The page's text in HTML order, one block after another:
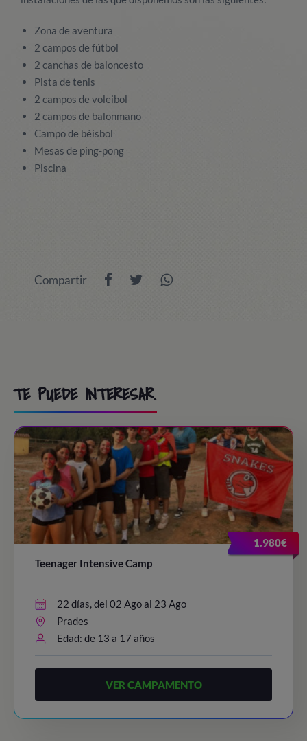
Zona de aventura
2 campos de fútbol
2 canchas de baloncesto
Pista de tenis
2 campos de voleibol
2 campos de balonmano
Campo de béisbol
Mesas de ping-pong
Piscina
Compartir
TE PUEDE INTERESAR.
1.980€
Teenager Intensive Camp
22 días, del 02 Ago al 23 Ago
Prades
Edad: de 13 a 17 años
VER CAMPAMENTO